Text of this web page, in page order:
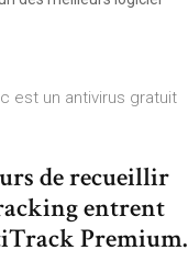
est un antivirus gratuit
de recueillir
entrent
Premium.